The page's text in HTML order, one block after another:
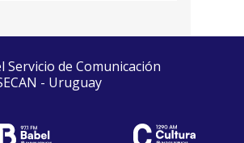
de Comunicación
- Uruguay